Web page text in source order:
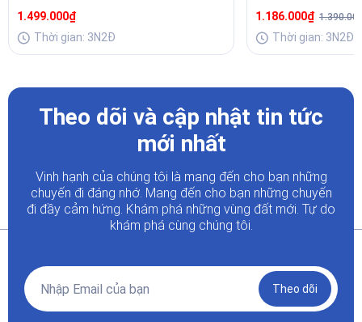
1.499.000₫
Thời gian: 3N2Đ
Buffet Sang
1.186.000₫
Thời gian: 3N2Đ
Theo dõi và cập nhật tin tức
mới nhất
Vinh hạnh của chúng tôi là mang đến cho bạn những
chuyến đi đáng nhớ. Mang đến cho bạn những chuyến
đi đầy cảm hứng. Khám phá những vùng đất mới. Tự do
khám phá cùng chúng tôi.
Theo dõi